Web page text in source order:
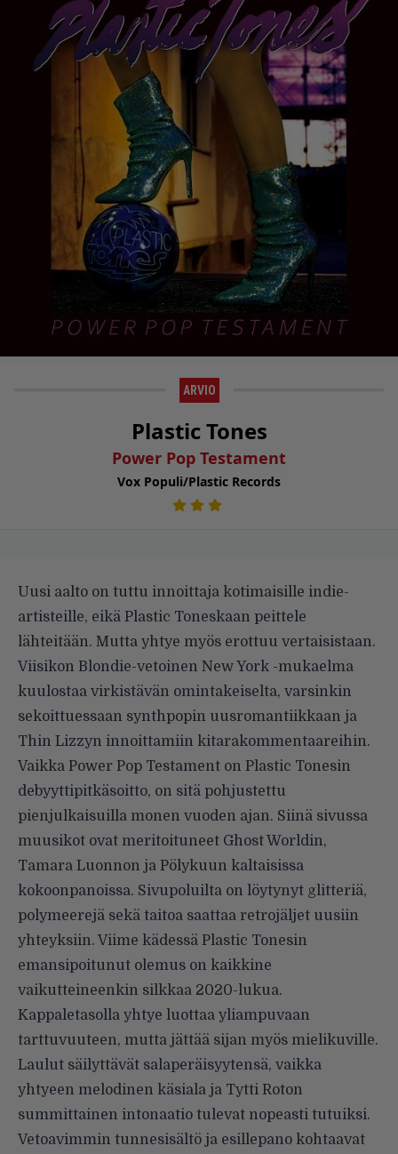
ARVIO
Plastic Tones
Power Pop Testament
Vox Populi/Plastic Records
Uusi aalto on tuttu innoittaja kotimaisille indie-
artisteille, eikä Plastic Toneskaan peittele
lähteitään. Mutta yhtye myös erottuu vertaisistaan.
Viisikon Blondie-vetoinen New York -mukaelma
kuulostaa virkistävän omintakeiselta, varsinkin
sekoittuessaan synthpopin uusromantiikkaan ja
Thin Lizzyn innoittamiin kitarakommentaareihin.
Vaikka Power Pop Testament on Plastic Tonesin
debyyttipitkäsoitto, on sitä pohjustettu
pienjulkaisuilla monen vuoden ajan. Siinä sivussa
muusikot ovat meritoituneet Ghost Worldin,
Tamara Luonnon ja Pölykuun kaltaisissa
kokoonpanoissa. Sivupoluilta on löytynyt glitteriä,
polymeerejä sekä taitoa saattaa retrojäljet uusiin
yhteyksiin. Viime kädessä Plastic Tonesin
emansipoitunut olemus on kaikkine
vaikutteineenkin silkkaa 2020-lukua.
Kappaletasolla yhtye luottaa yliampuvaan
tarttuvuuteen, mutta jättää sijan myös mielikuville.
Laulut säilyttävät salaperäisyytensä, vaikka
yhtyeen melodinen käsiala ja Tytti Roton
summittainen intonaatio tulevat nopeasti tutuiksi.
Vetoavimmin tunnesisältö ja esillepano kohtaavat